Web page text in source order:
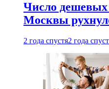
Число дешевых
Москвы
2 года спустя2 года